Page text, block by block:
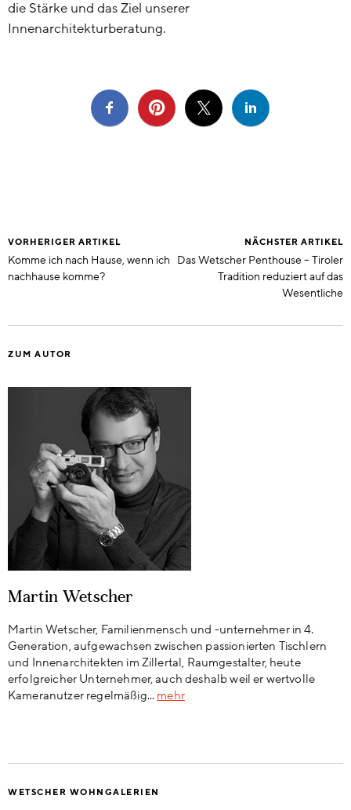
die Stärke und das Ziel unserer
Innenarchitekturberatung.
VORHERIGER ARTIKEL
Komme ich nach Hause, wenn ich
nachhause komme?
NÄCHSTER ARTIKEL
Das Wetscher Penthouse – Tiroler
Tradition reduziert auf das
Wesentliche
ZUM AUTOR
Martin Wetscher
Martin Wetscher, Familienmensch und -unternehmer in 4.
Generation, aufgewachsen zwischen passionierten Tischlern
und Innenarchitekten im Zillertal, Raumgestalter, heute
erfolgreicher Unternehmer, auch deshalb weil er wertvolle
Kameranutzer regelmäßig... mehr
WETSCHER WOHNGALERIEN